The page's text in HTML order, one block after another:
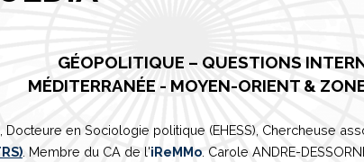
GÉOPOLITIQUE – QUESTIONS
MÉDITERRANÉE - MOYEN-ORIENT &
en Sociologie politique (EHESS), Chercheuse
. Membre du CA de l'iReMMo . Carole ANDRE-